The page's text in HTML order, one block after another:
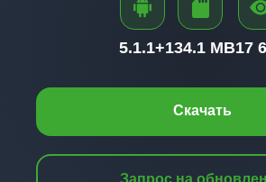
Скачать
Запрос на
5.1.1+134.1 MB17